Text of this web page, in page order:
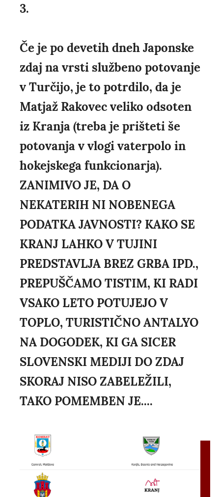
3.
Če je po devetih dneh Japonske
zdaj na vrsti službeno potovanje
v Turčijo, je to potrdilo, da je
Matjaž Rakovec veliko odsoten
iz Kranja (treba je prišteti še
potovanja v vlogi vaterpolo in
hokejskega funkcionarja).
ZANIMIVO JE, DA O
NEKATERIH NI NOBENEGA
PODATKA JAVNOSTI? KAKO SE
KRANJ LAHKO V TUJINI
PREDSTAVLJA BREZ GRBA IPD.,
PREPUŠČAMO TISTIM, KI RADI
VSAKO LETO POTUJEJO V
TOPLO, TURISTIČNO ANTALYO
NA DOGODEK, KI GA SICER
SLOVENSKI MEDIJI DO ZDAJ
SKORAJ NISO ZABELEŽILI,
TAKO POMEMBEN JE....